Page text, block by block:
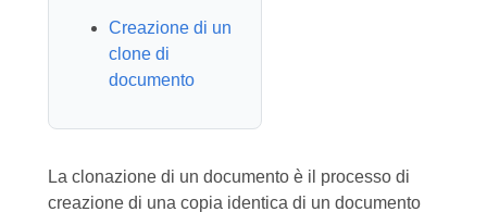
Creazione di un
clone di
documento
La clonazione di un documento è il processo di
creazione di una copia identica di un documento